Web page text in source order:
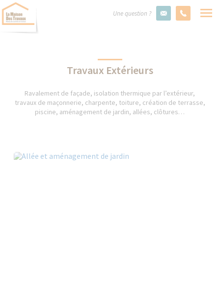
Une question ?
Travaux Extérieurs
Ravalement de façade, isolation thermique par l’extérieur,
travaux de maçonnerie, charpente, toiture, création de terrasse,
piscine, aménagement de jardin, allées, clôtures…